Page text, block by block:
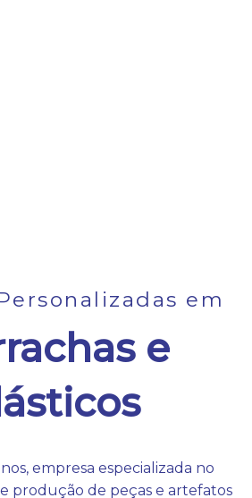
em
e
empresa especializada no
produção de peças e artefatos